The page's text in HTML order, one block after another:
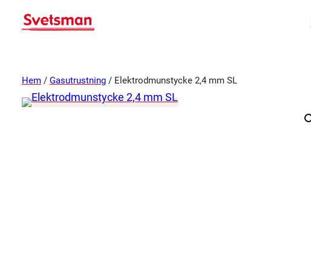
Hem / Gasutrustning / Elektrodmunstycke 2,4 mm SL